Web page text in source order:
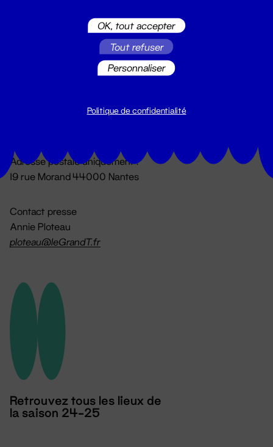
Du lundi au vendredi 14h → 18h
Adresse postale uniquement :
19 rue Morand 44000 Nantes
Contact presse
Annie Ploteau
ploteau@leGrandT.fr
Retrouvez tous les lieux de
la saison 24-25
OK, tout accepter
Tout refuser
Personnaliser
Politique de confidentialité